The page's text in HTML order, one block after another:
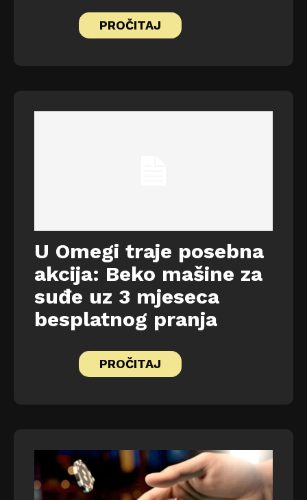
PROČITAJ
U Omegi traje posebna
akcija: Beko mašine za
suđe uz 3 mjeseca
besplatnog pranja
PROČITAJ